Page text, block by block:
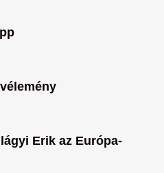
Erik az Európa-